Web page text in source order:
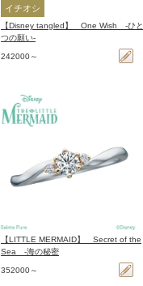
イチオシ
【Disney tangled】 One Wish -ひと
つの願い-
242000～
【LITTLE MERMAID】 Secret of the
Sea -海の秘密
352000～